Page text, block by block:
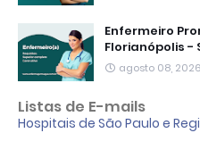
Enfermeiro
Florianópolis -
agosto 08, 2026
Listas de E-mails
Hospitais de São Paulo e